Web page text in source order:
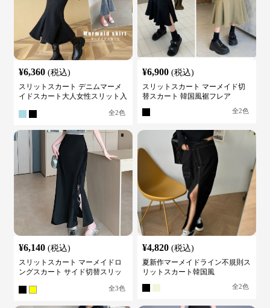
¥6,360 (税込)
スリットスカート デニムマーメ
イドスカート大人女性スリット入
全2色
¥6,900 (税込)
スリットスカート マーメイド切
替スカート 韓国風裾フレア
全2色
¥6,140 (税込)
スリットスカート マーメイドロ
ングスカート サイド切替スリッ
全3色
¥4,820 (税込)
夏新作マーメイドライン不規則ス
リットスカート韓国風
全2色